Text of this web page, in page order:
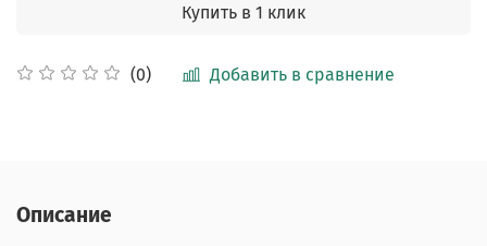
(0) Добавить в сравнение
Купить в 1 клик
Описание